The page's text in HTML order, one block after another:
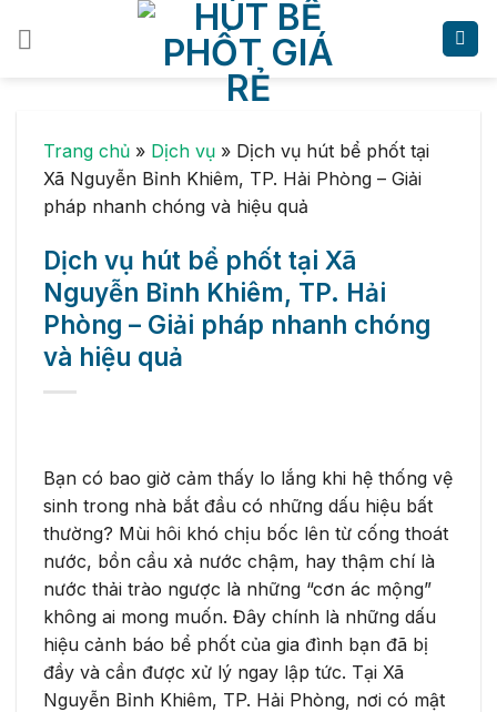
Trang chủ » Dịch vụ » Dịch vụ hút bể phốt tại
Xã Nguyễn Bỉnh Khiêm, TP. Hải Phòng – Giải
pháp nhanh chóng và hiệu quả
Dịch vụ hút bể phốt tại Xã
Nguyễn Bỉnh Khiêm, TP. Hải
Phòng – Giải pháp nhanh chóng
và hiệu quả
Bạn có bao giờ cảm thấy lo lắng khi hệ thống vệ
sinh trong nhà bắt đầu có những dấu hiệu bất
thường? Mùi hôi khó chịu bốc lên từ cống thoát
nước, bồn cầu xả nước chậm, hay thậm chí là
nước thải trào ngược là những “cơn ác mộng”
không ai mong muốn. Đây chính là những dấu
hiệu cảnh báo bể phốt của gia đình bạn đã bị
đầy và cần được xử lý ngay lập tức. Tại Xã
Nguyễn Bỉnh Khiêm, TP. Hải Phòng, nơi có mật